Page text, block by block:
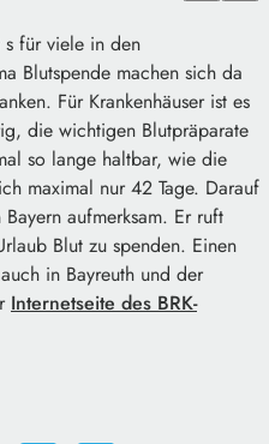
s für viele in den
Blutspende machen sich da
Für Krankenhäuser ist es
die wichtigen Blutpräparate
so lange haltbar, wie die
maximal nur 42 Tage. Darauf
aufmerksam. Er ruft
Blut zu spenden. Einen
in Bayreuth und der
Internetseite des BRK-